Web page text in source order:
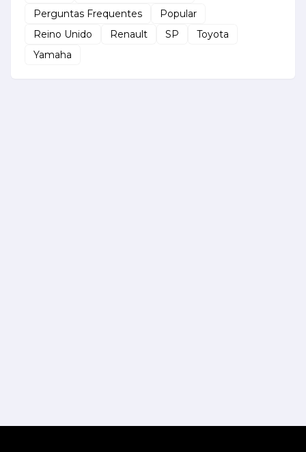
Perguntas Frequentes
Popular
Reino Unido
Renault SP
Toyota
Yamaha